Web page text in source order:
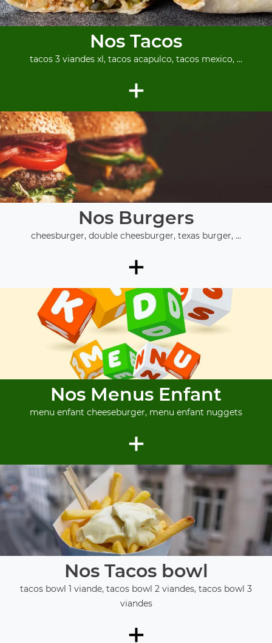
Nos Tacos
tacos 3 viandes xl, tacos acapulco, tacos mexico, ...
+
Nos Burgers
cheesburger, double cheesburger, texas burger, ...
+
Nos Menus Enfant
menu enfant cheeseburger, menu enfant nuggets
+
Nos Tacos bowl
tacos bowl 1 viande, tacos bowl 2 viandes, tacos bowl 3
viandes
+